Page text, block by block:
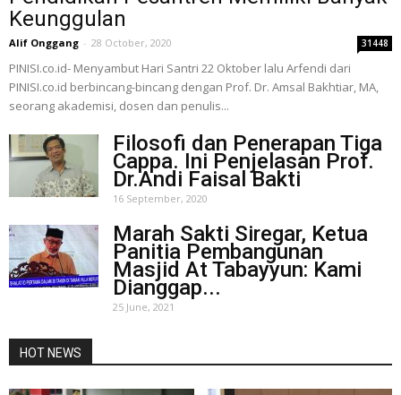
Keunggulan
Alif Onggang - 28 October, 2020 31448
PINISI.co.id- Menyambut Hari Santri 22 Oktober lalu Arfendi dari
PINISI.co.id berbincang-bincang dengan Prof. Dr. Amsal Bakhtiar, MA,
seorang akademisi, dosen dan penulis...
Filosofi dan Penerapan Tiga
Cappa. Ini Penjelasan Prof.
Dr.Andi Faisal Bakti
16 September, 2020
Marah Sakti Siregar, Ketua
Panitia Pembangunan
Masjid At Tabayyun: Kami
Dianggap...
25 June, 2021
HOT NEWS